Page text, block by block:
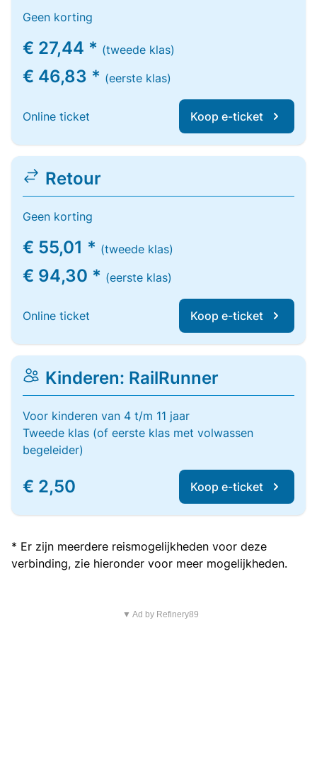
Geen korting
€ 27,44 * (tweede klas)
€ 46,83 * (eerste klas)
Online ticket Koop e-ticket
Retour
Geen korting
€ 55,01 * (tweede klas)
€ 94,30 * (eerste klas)
Online ticket Koop e-ticket
Kinderen: RailRunner
Voor kinderen van 4 t/m 11 jaar
Tweede klas (of eerste klas met volwassen
begeleider)
€ 2,50 Koop e-ticket
* Er zijn meerdere reismogelijkheden voor deze
verbinding, zie hieronder voor meer mogelijkheden.
▼ Ad by Refinery89